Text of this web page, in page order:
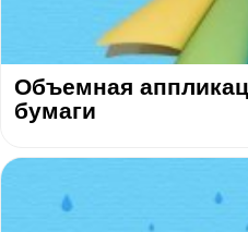
Объемная
бумаги